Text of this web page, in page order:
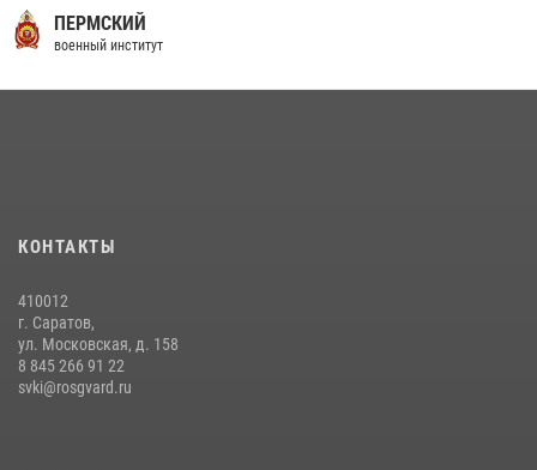
29 июля 2026 года в военном институте состоялась церемония
приведения военнослужащих к Военной присяге
ПЕРМСКИЙ
военный институт
КОНТАКТЫ
410012
г. Саратов,
ул. Московская, д. 158
8 845 266 91 22
svki@rosgvard.ru